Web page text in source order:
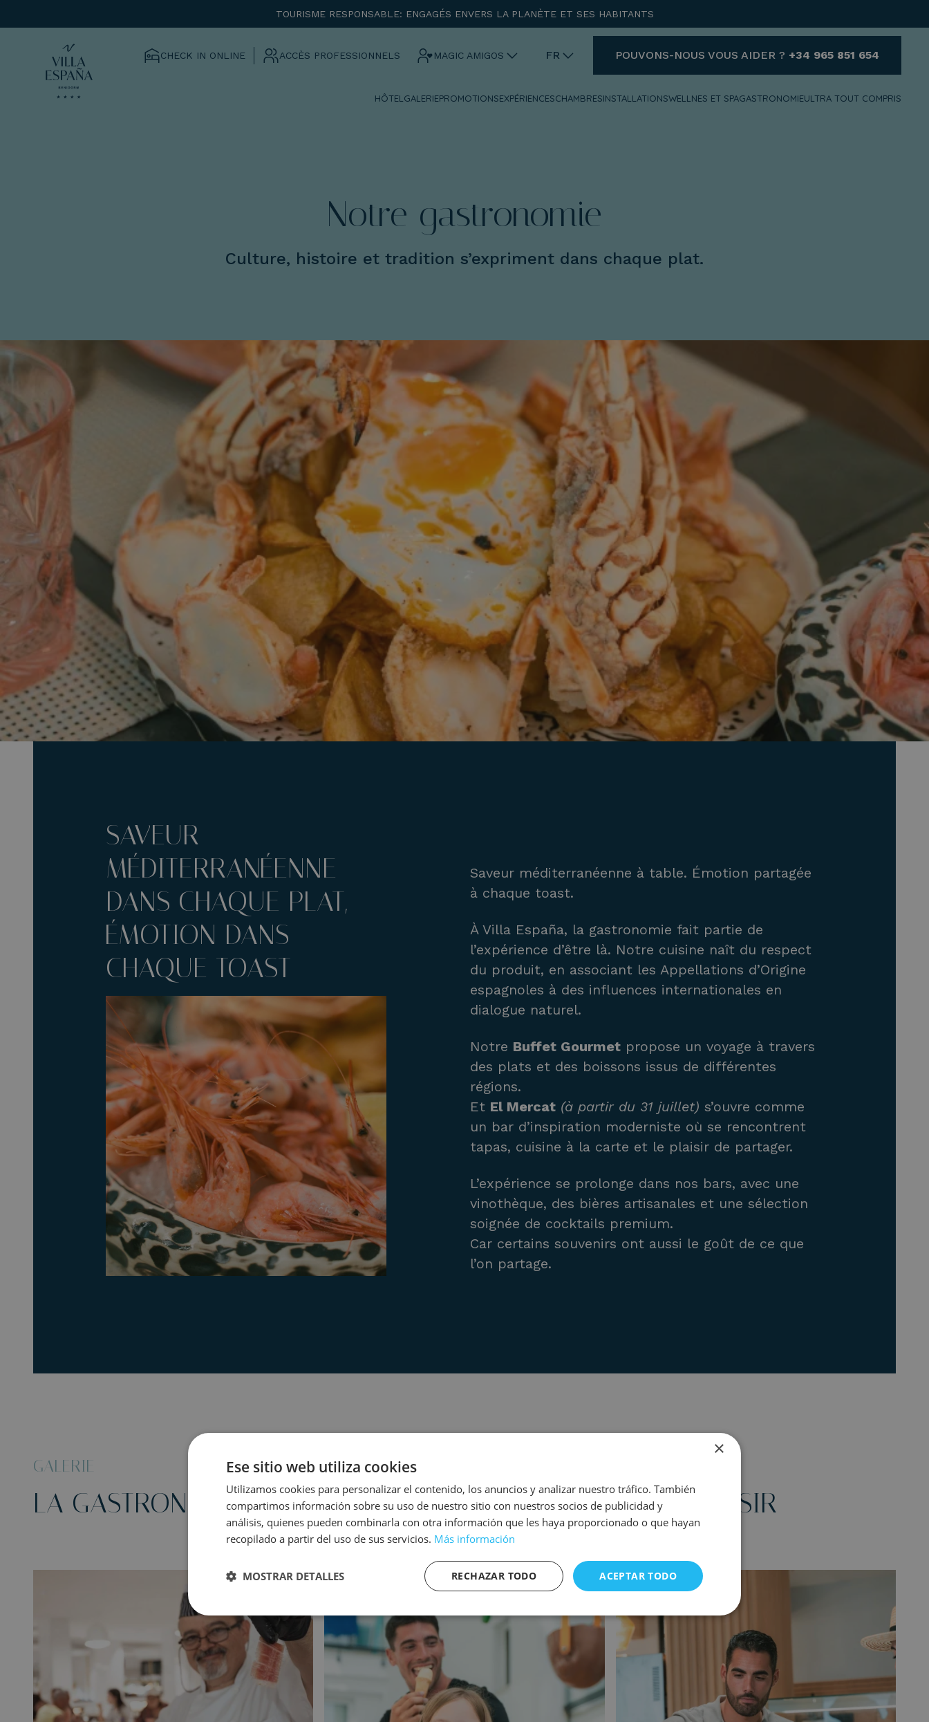
TOURISME RESPONSABLE: ENGAGÉS ENVERS LA PLANÈTE ET SES HABITANTS
CHECK IN ONLINE ACCÈS PROFESSIONNELS MAGIC AMIGOS FR POUVONS-NOUS VOUS AIDER ? +34 965 851 654
Rubriques d'aide
Paiement des réservations
Accéder à toutes les questions et réponses
Annuler ma réservation
Bonjour !
Comment puis-je vous
HÔTEL GALERIEPROMOTIONSEXPÉRIENCESCHAMBRESINSTALLATIONSWELLNES ET SPAGASTRONOMIEULTRA TOUT COMPRIS
Notre gastronomie
Culture, histoire et tradition s’expriment dans chaque plat.
SAVEUR
MÉDITERRANÉENNE
DANS CHAQUE PLAT,
ÉMOTION DANS
CHAQUE TOAST
Saveur méditerranéenne à table. Émotion partagée
à chaque toast.
À Villa España, la gastronomie fait partie de
l’expérience d’être là. Notre cuisine naît du respect
du produit, en associant les Appellations d’Origine
espagnoles à des influences internationales en
dialogue naturel.
Notre Buffet Gourmetpropose un voyage à travers
des plats et des boissons issus de différentes
régions.
Et El Mercat (à partir du 31 juillet) s’ouvre comme
un bar d’inspiration moderniste où se rencontrent
tapas, cuisine à la carte et le plaisir de partager.
L’expérience se prolonge dans nos bars, avec une
vinothèque, des bières artisanales et une sélection
soignée de cocktails premium.
Car certains souvenirs ont aussi le goût de ce que
l’on partage.
GALERIE
LA GASTRONOMIE EST SYNONYME DE CULTURE ET DE PLAISIR
×
Ese sitio web utiliza cookies
Utilizamos cookies para personalizar el contenido, los anuncios y analizar nuestro tráfico. También
compartimos información sobre su uso de nuestro sitio con nuestros socios de publicidad y
análisis, quienes pueden combinarla con otra información que les haya proporcionado o que hayan
recopilado a partir del uso de sus servicios. Más información
ACEPTAR TODO
RECHAZAR TODO
MOSTRAR DETALLES